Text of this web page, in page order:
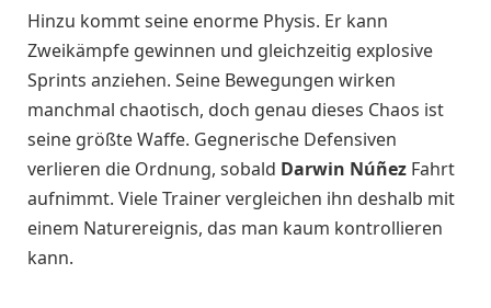
Hinzu kommt seine enorme Physis. Er kann
Zweikämpfe gewinnen und gleichzeitig explosive
Sprints anziehen. Seine Bewegungen wirken
manchmal chaotisch, doch genau dieses Chaos ist
seine größte Waffe. Gegnerische Defensiven
verlieren die Ordnung, sobald Darwin Núñez Fahrt
aufnimmt. Viele Trainer vergleichen ihn deshalb mit
einem Naturereignis, das man kaum kontrollieren
kann.